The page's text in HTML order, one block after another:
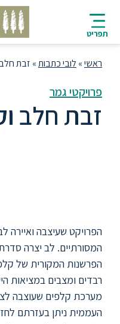
לתוכן
מרכזי
העמוד
תפריט
AR
פודקאסט
היחידה
ללימודי
אנגלית
ועברית
ראשי» לובי כתבות» זבת
פרויקטי גמר
זבת חלב
הפרויקט שעיצבה ואיירה
המסורתיים. לב יצרה
הפרשנות המקורית של
רבדים ומצבים במציאות
מערכת קלפים שעוצבה
העממית ניתן בעזרתם